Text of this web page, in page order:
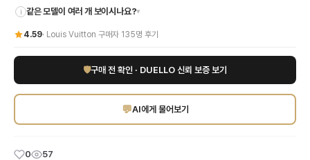
i 같은 모델이 여러 개 보이시나요?▾
4.59· Louis Vuitton 구매자 135명 후기
🛡구매 전 확인 · DUELLO 신뢰 보증 보기
💬AI에게 물어보기
0 57